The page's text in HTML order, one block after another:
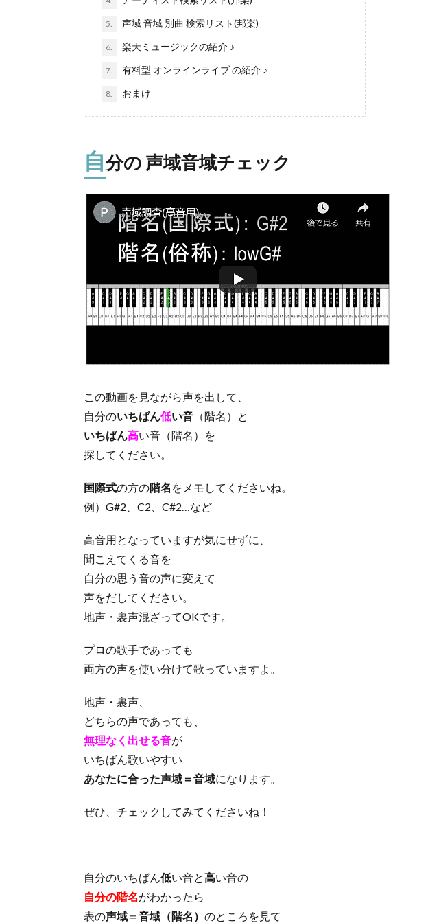
5. 声域 音域 別曲 検索リスト(邦楽)
6. 楽天ミュージックの紹介 ♪
7. 有料型 オンラインライブ の紹介 ♪
8. おまけ
自分の 声域音域チェック
この動画を見ながら声を出して、
自分のいちばん低い音 （階名）と
いちばん高い音（階名）を
探してください。
国際式の方の階名 をメモしてくださいね。
例）G#2、C2、C#2…など
高音用となっていますが気にせずに、
聞こえてくる音を
自分の思う音の声に変えて
声をだしてください。
地声・裏声混ざってOKです。
プロの歌手であっても
両方の声を使い分けて歌っていますよ。
地声・裏声、
どちらの声であっても、
無理なく出せる音が
いちばん歌いやすい
あなたに合った声域＝音域になります。
ぜひ、チェックしてみてくださいね！
自分のいちばん低い音と高い音の
自分の階名がわかったら
表の声域 ＝ 音域（階名） のところを見て